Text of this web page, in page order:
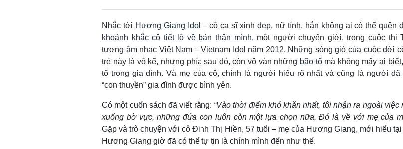
Nhắc tới Hương Giang Idol – cô ca sĩ xinh đẹp, nữ tính, hẳn không ai có thể quên
khoảnh khắc cô tiết lộ về bản thân mình, một người chuyển giới, trong cuộc thi
tượng âm nhạc Việt Nam – Vietnam Idol năm 2012. Những sóng gió của cuộc đời
trẻ này là vô kể, nhưng phía sau đó, còn vô vàn những bão tốmà không mấy ai
tố trong gia đình. Và mẹ của cô, chính là người hiểu rõ nhất và cũng là người đã
“con thuyền” gia đình được bình yên.
Có một cuốn sách đã viết rằng: “Vào thời điểm khó khăn nhất, tôi nhận ra ngoài việc
xuống bờ vực, những đứa con luôn còn một lựa chọn nữa. Đó là về với mẹ của
Gặp và trò chuyện với cô Đinh Thị Hiền, 57 tuổi – mẹ của Hương Giang, mới hiểu tại
Hương Giang giờ đã có thể tự tin là chính mình đến như thế.